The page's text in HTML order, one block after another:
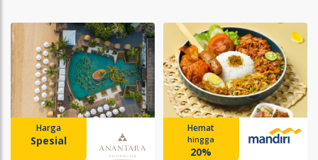
Harga
Spesial
Hemat
hingga
20%